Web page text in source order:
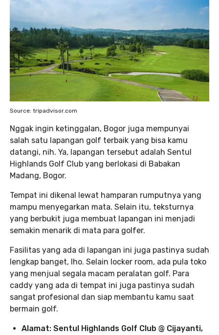
Source: tripadvisor.com
Nggak ingin ketinggalan, Bogor juga mempunyai
salah satu lapangan golf terbaik yang bisa kamu
datangi, nih. Ya, lapangan tersebut adalah Sentul
Highlands Golf Club yang berlokasi di Babakan
Madang, Bogor.
Tempat ini dikenal lewat hamparan rumputnya yang
mampu menyegarkan mata. Selain itu, teksturnya
yang berbukit juga membuat lapangan ini menjadi
semakin menarik di mata para golfer.
Fasilitas yang ada di lapangan ini juga pastinya sudah
lengkap banget, lho. Selain locker room, ada pula toko
yang menjual segala macam peralatan golf. Para
caddy yang ada di tempat ini juga pastinya sudah
sangat profesional dan siap membantu kamu saat
bermain golf.
Alamat: Sentul Highlands Golf Club @ Cijayanti,